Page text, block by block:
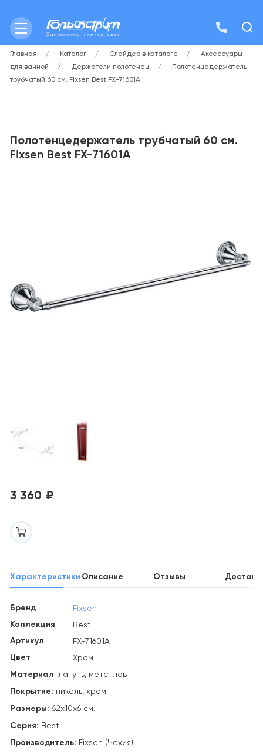
Главная Каталог Слайдер в каталоге
Аксессуары
для ванной
Держатели полотенец
Полотенцедержатель
трубчатый 60 см. Fixsen Best FX-71601А
Полотенцедержатель трубчатый 60 см.
Fixsen Best FX-71601А
3 360 ₽
Характеристики Описание Отзывы
Бренд Fixsen
Коллекция Best
Артикул FX-71601A
Цвет Хром
Материал: латунь, метсплав
Покрытие: никель, хром
Размеры: 62х10х6 см.
Серия: Best
Производитель: Fixsen (Чехия)